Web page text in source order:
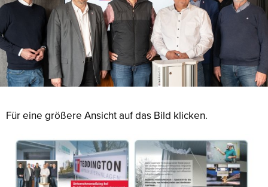
Für eine größere Ansicht auf das Bild klicken.